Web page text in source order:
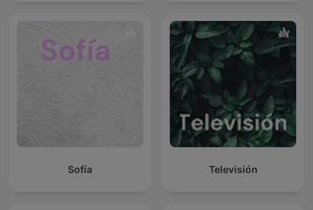
Sofía Televisión